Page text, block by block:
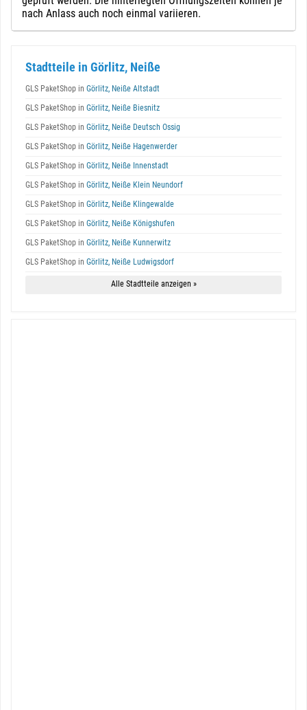
nach Anlass auch noch einmal variieren.
Stadtteile in Görlitz, Neiße
GLS PaketShop in Görlitz, Neiße Altstadt
GLS PaketShop in Görlitz, Neiße Biesnitz
GLS PaketShop in Görlitz, Neiße Deutsch Ossig
GLS PaketShop in Görlitz, Neiße Hagenwerder
GLS PaketShop in Görlitz, Neiße Innenstadt
GLS PaketShop in Görlitz, Neiße Klein Neundorf
GLS PaketShop in Görlitz, Neiße Klingewalde
GLS PaketShop in Görlitz, Neiße Königshufen
GLS PaketShop in Görlitz, Neiße Kunnerwitz
GLS PaketShop in Görlitz, Neiße Ludwigsdorf
Alle Stadtteile anzeigen »